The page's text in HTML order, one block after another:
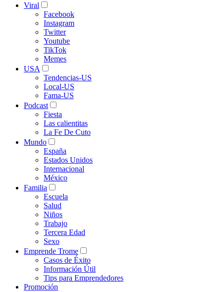
Viral
Facebook
Instagram
Twitter
Youtube
TikTok
Memes
USA
Tendencias-US
Local-US
Fama-US
Podcast
Fiesta
Las calientitas
La Fe De Cuto
Mundo
España
Estados Unidos
Internacional
México
Familia
Escuela
Salud
Niños
Trabajo
Tercera Edad
Sexo
Emprende Trome
Casos de Éxito
Información Útil
Tips para Emprendedores
Promoción